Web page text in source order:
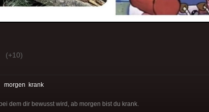
(+10)
morgen krank
dem dir bewusst wird, ab morgen bist du krank.